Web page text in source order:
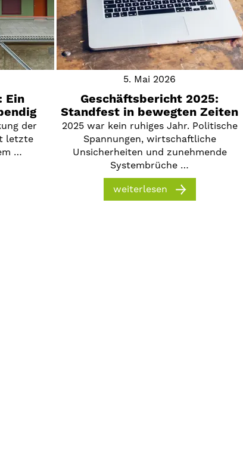
Ein
der
letzte
…
5. Mai 2026
Geschäftsbericht 2025:
Standfest in bewegten Zeiten
2025 war kein ruhiges Jahr. Politische
Spannungen, wirtschaftliche
Unsicherheiten und zunehmende
Systembrüche …
weiterlesen